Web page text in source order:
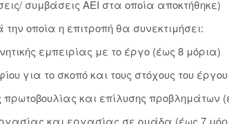
συμβάσεις ΑΕΙ στα οποία αποκτήθηκε)
οποία η επιτροπή θα συνεκτιμήσει:
εμπειρίας με το έργο (έως 8 μόρια)
για το σκοπό και τους στόχους του
πρωτοβουλίας και επίλυσης προβλημάτων
και εργασίας σε ομάδα (έως 7